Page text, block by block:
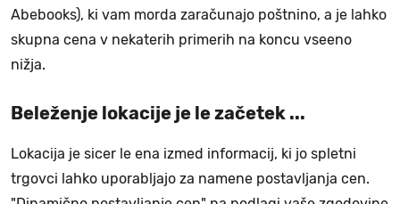
Abebooks), ki vam morda zaračunajo poštnino, a je lahko
skupna cena v nekaterih primerih na koncu vseeno
nižja.
Beleženje lokacije je le začetek ...
Lokacija je sicer le ena izmed informacij, ki jo spletni
trgovci lahko uporabljajo za namene postavljanja cen.